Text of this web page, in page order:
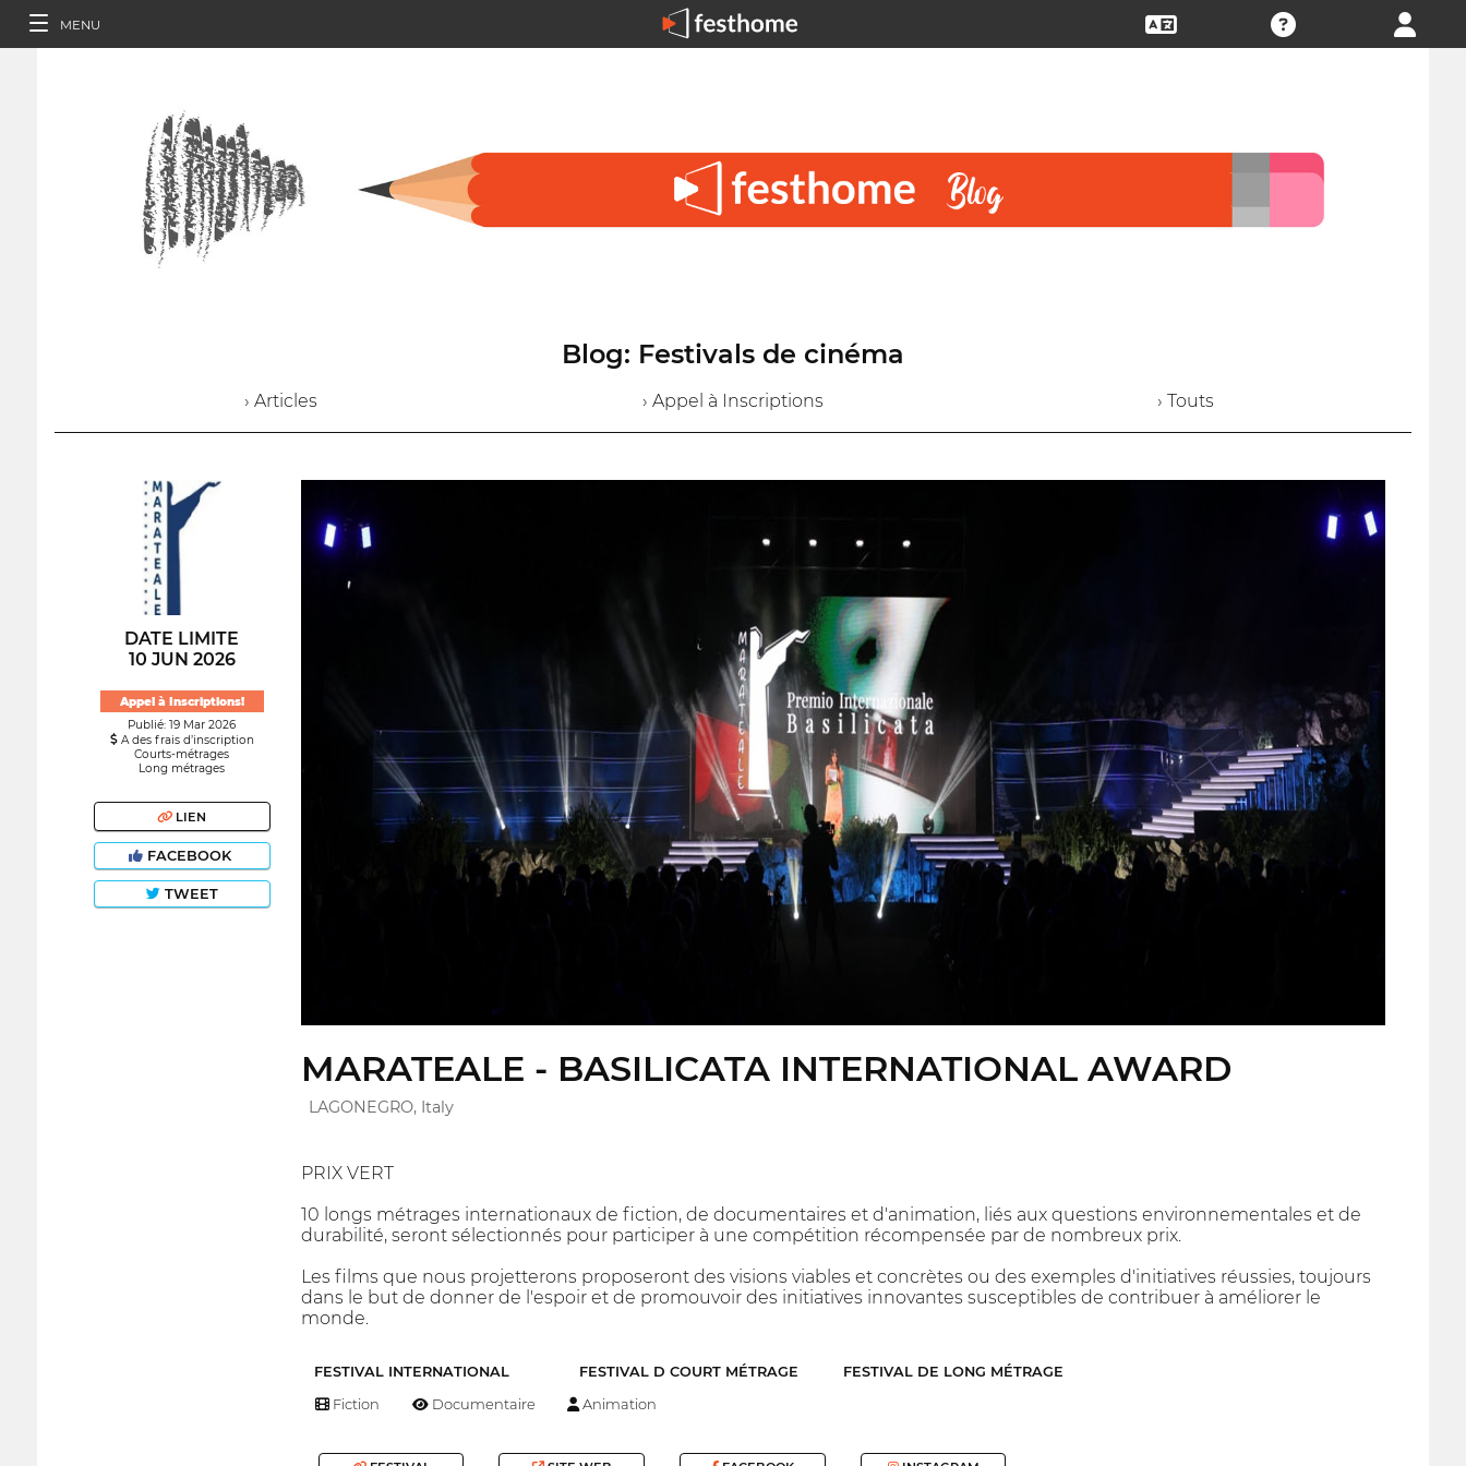
MENU
Blog: Festivals de cinéma
› Articles › Appel à Inscriptions › Touts
DATE LIMITE
10 JUN 2026
Appel à Inscriptions!
Publié: 19 Mar 2026
A des frais d’inscription
Courts-métrages
Long métrages
LIEN
FACEBOOK
TWEET
MARATEALE - BASILICATA INTERNATIONAL AWARD
LAGONEGRO, Italy
PRIX VERT
10 longs métrages internationaux de fiction, de documentaires et d'animation, liés aux questions environnementales et de
durabilité, seront sélectionnés pour participer à une compétition récompensée par de nombreux prix.
Les films que nous projetterons proposeront des visions viables et concrètes ou des exemples d'initiatives réussies, toujours
dans le but de donner de l'espoir et de promouvoir des initiatives innovantes susceptibles de contribuer à améliorer le
monde.
FESTIVAL INTERNATIONAL FESTIVAL D COURT MÉTRAGE FESTIVAL DE LONG MÉTRAGE
Fiction Documentaire Animation